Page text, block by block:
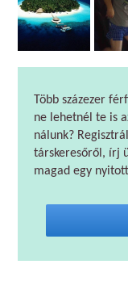
Több százezer
ne lehetnél te is
nálunk?
társkeresőről, írj
magad egy